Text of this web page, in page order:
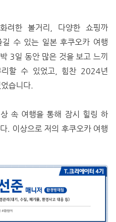
려한 볼거리, 다양한 쇼핑까
수 있는 일본 후쿠오카 여행
3일 동안 많은 것을 보고 느끼
할 수 있었고, 힘찬 2024년
습니다.
속 여행을 통해 잠시 힐링 하
. 이상으로 저의 후쿠오카 여행